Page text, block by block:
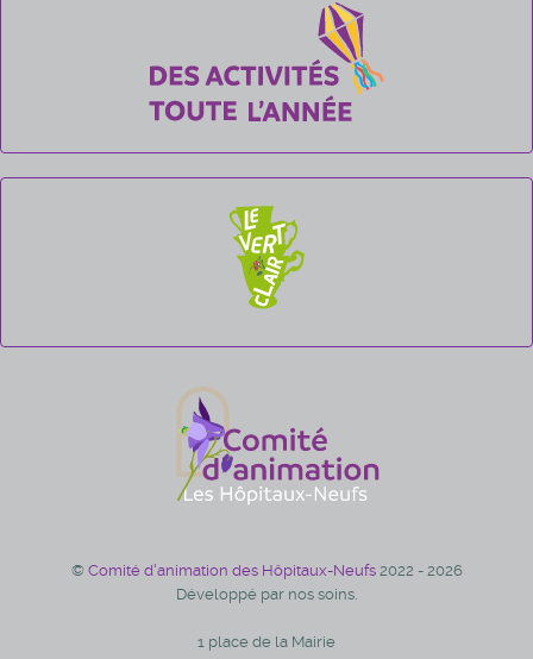
© Comité d'animation des Hôpitaux-Neufs 2022 - 2026
Développé par nos soins.
1 place de la Mairie